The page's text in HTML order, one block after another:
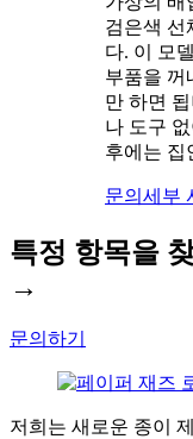
검은색 선
다. 이 모
부품을 꺼
만 하면
나 도구
후에는 집
문의 세부
특정 항목을
→
문의하기
저희는 새로운 종이